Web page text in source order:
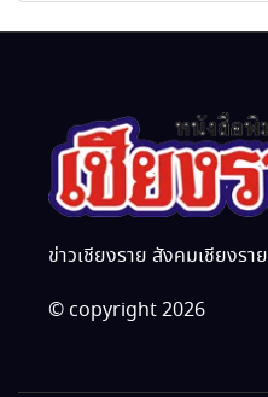
ข่าวเชียงราย สังคมเชียงราย
© copyright 2026